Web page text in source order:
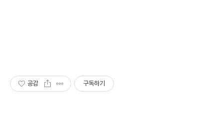
공감 구독하기